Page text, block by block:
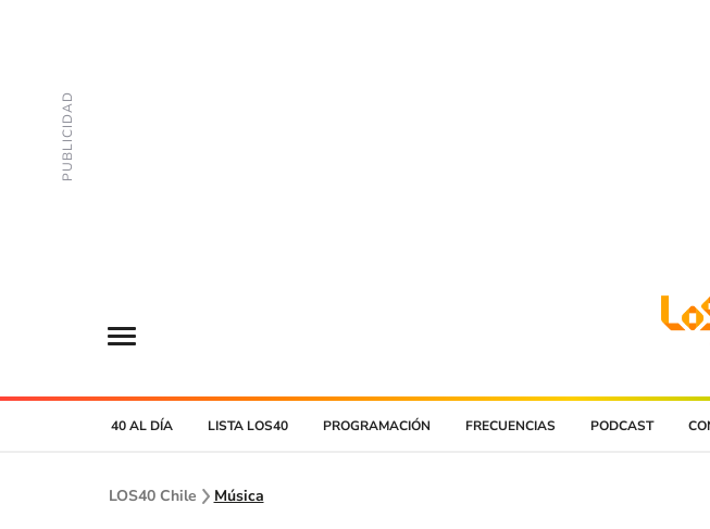
40 AL DÍA LISTA LOS40 PROGRAMACIÓN FRECUENCIAS PODCAST
LOS40 Chile Música